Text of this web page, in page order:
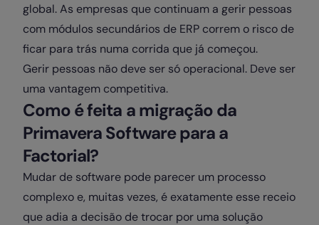
global. As empresas que continuam a gerir pessoas
com módulos secundários de ERP correm o risco de
ficar para trás numa corrida que já começou.
Gerir pessoas não deve ser só operacional. Deve ser
uma vantagem competitiva.
Como é feita a migração da
Primavera Software para a
Factorial?
Mudar de software pode parecer um processo
complexo e, muitas vezes, é exatamente esse receio
que adia a decisão de trocar por uma solução